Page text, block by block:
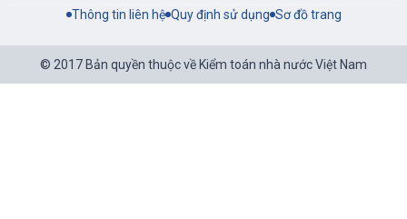
Thông tin liên hệ Quy định sử dụng Sơ đồ trang
© 2017 Bản quyền thuộc về Kiểm toán nhà nước Việt Nam